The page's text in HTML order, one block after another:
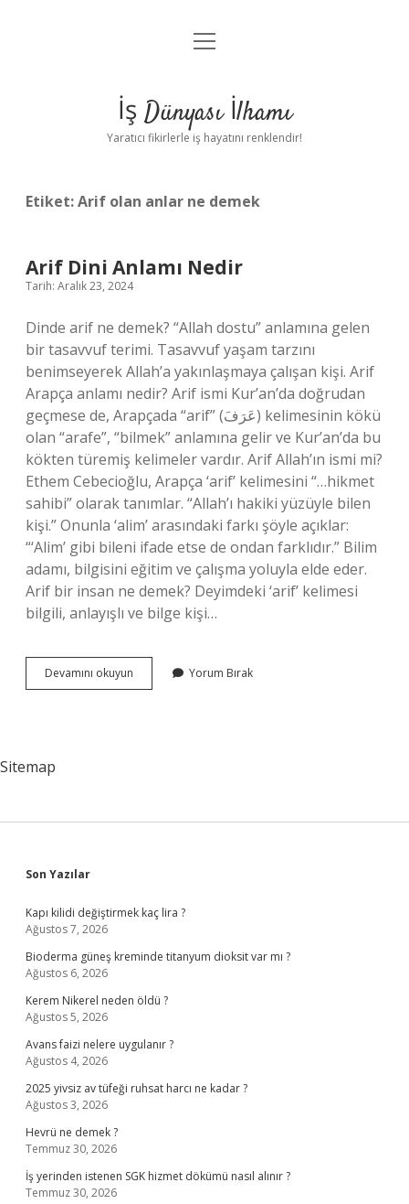
Anasayfa
Yasal Uyarı
menüyü
İş Dünyası İlhamı
Yaratıcı fikirlerle iş hayatını renklendir!
Etiket:Arif olan anlar ne demek
Arif Dini Anlamı Nedir
Tarih: Aralık 23, 2024
Dinde arif ne demek? “Allah dostu” anlamına gelen
bir tasavvuf terimi. Tasavvuf yaşam tarzını
benimseyerek Allah’a yakınlaşmaya çalışan kişi. Arif
Arapça anlamı nedir? Arif ismi Kur’an’da doğrudan
geçmese de, Arapçada “arif” (عَرَفَ) kelimesinin kökü
olan “arafe”, “bilmek” anlamına gelir ve Kur’an’da bu
kökten türemiş kelimeler vardır. Arif Allah’ın ismi mi?
Ethem Cebecioğlu, Arapça ‘arif’ kelimesini “…hikmet
sahibi” olarak tanımlar. “Allah’ı hakiki yüzüyle bilen
kişi.” Onunla ‘alim’ arasındaki farkı şöyle açıklar:
“‘Alim’ gibi bileni ifade etse de ondan farklıdır.” Bilim
adamı, bilgisini eğitim ve çalışma yoluyla elde eder.
Arif bir insan ne demek? Deyimdeki ‘arif’ kelimesi
bilgili, anlayışlı ve bilge kişi…
Devamını okuyun
Dini
Yorum Bırak
Sitemap
Sidebar
Son Yazılar
Kapı kilidi değiştirmek kaç lira ?
Ağustos 7, 2026
Bioderma güneş kreminde titanyum dioksit var mı ?
Ağustos 6, 2026
Kerem Nikerel neden öldü ?
Ağustos 5, 2026
Avans faizi nelere uygulanır ?
Ağustos 4, 2026
2025 yivsiz av tüfeği ruhsat harcı ne kadar ?
Ağustos 3, 2026
Hevrü ne demek ?
Temmuz 30, 2026
İş yerinden istenen SGK hizmet dökümü nasıl alınır ?
Temmuz 30, 2026